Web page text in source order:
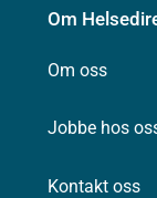
Om
Om oss
Jobbe hos
Kontakt oss